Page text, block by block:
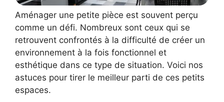
Aménager une petite pièce est souvent perçu
comme un défi. Nombreux sont ceux qui se
retrouvent confrontés à la difficulté de créer un
environnement à la fois fonctionnel et
esthétique dans ce type de situation. Voici nos
astuces pour tirer le meilleur parti de ces petits
espaces.